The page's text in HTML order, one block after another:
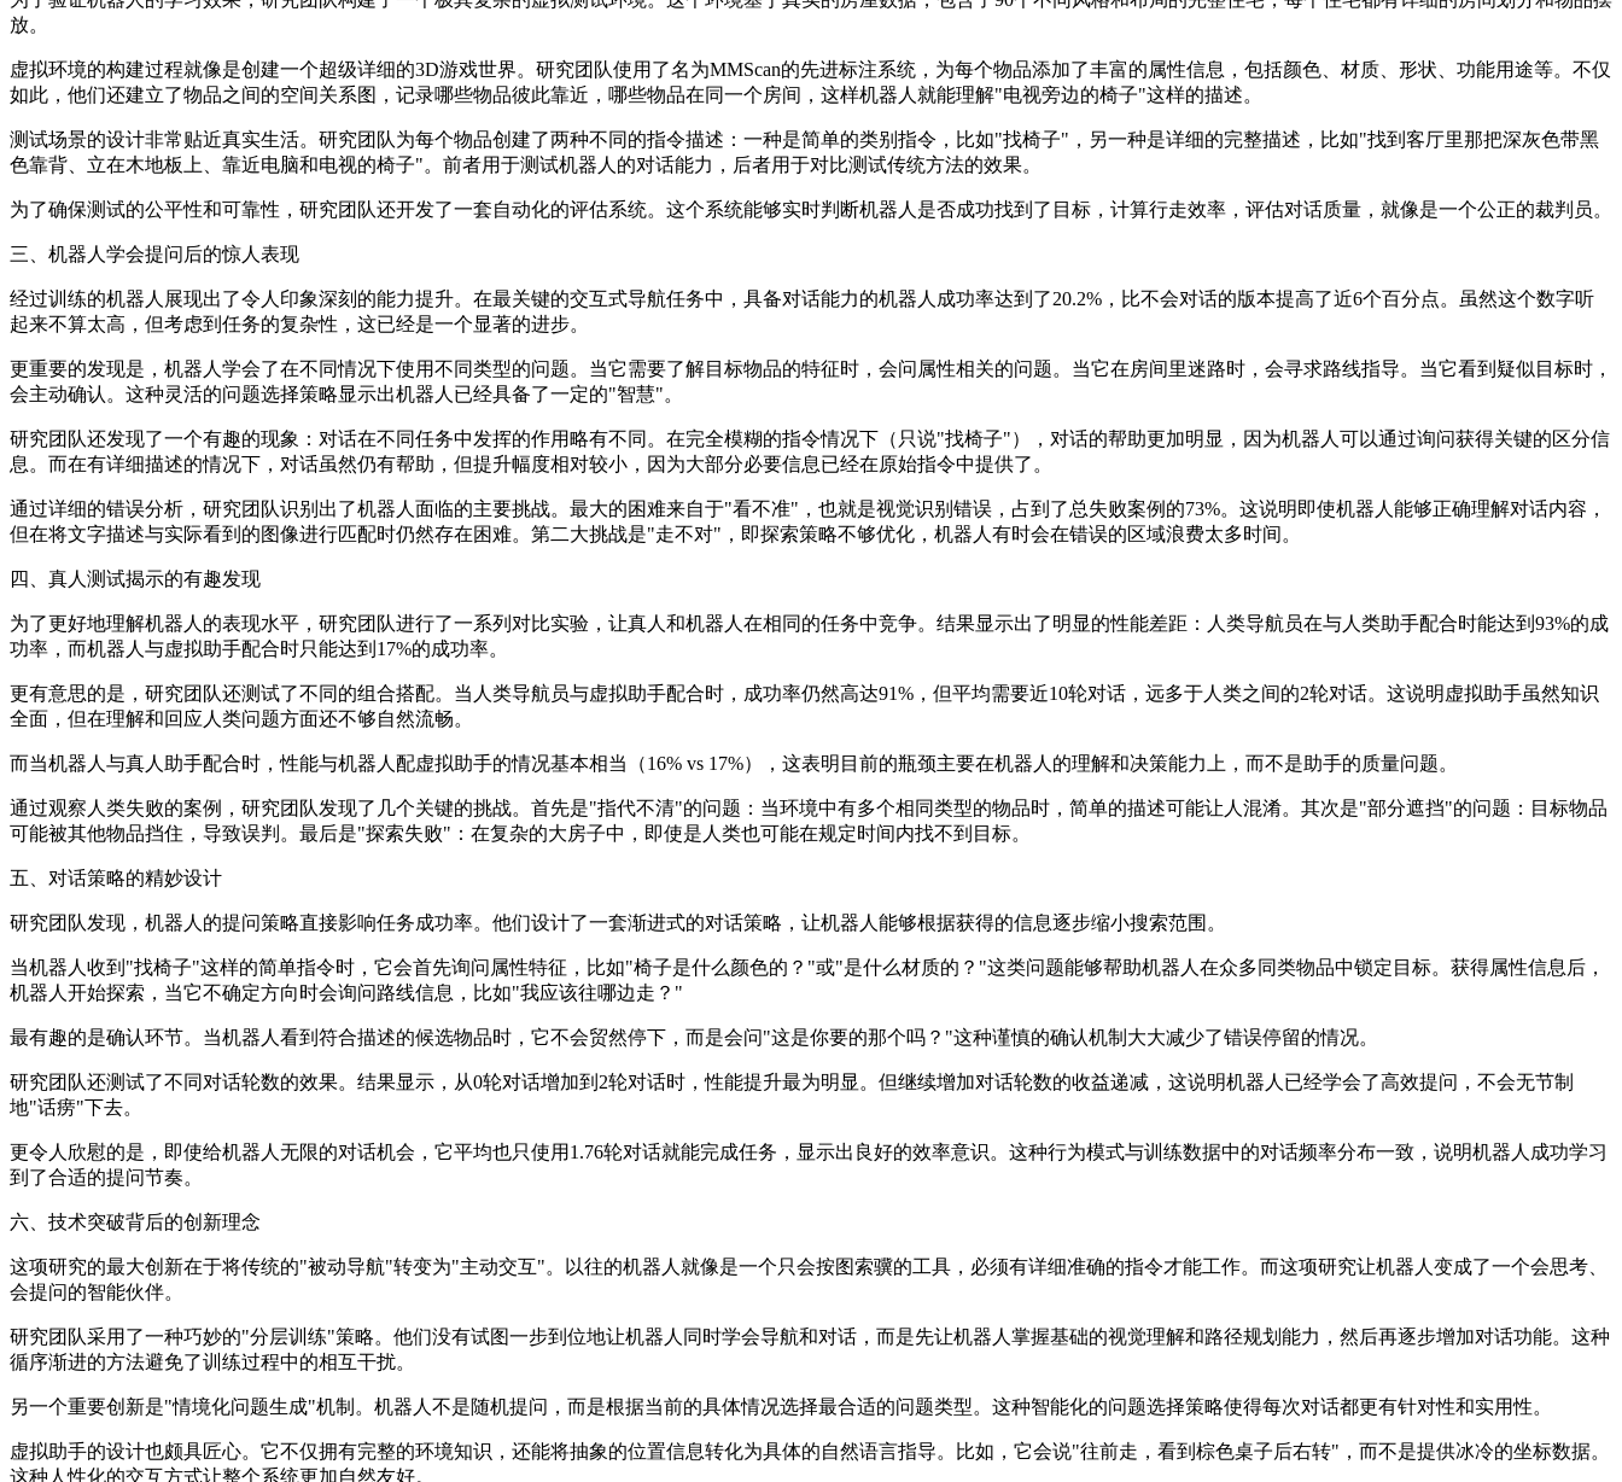
放。
虚拟环境的构建过程就像是创建一个超级详细的3D游戏世界。研究团队使用了名为MMScan的先进标注系统，为每个物品添加了丰富的属性信息，包括颜色、材质、形状、功能用途等。不仅
如此，他们还建立了物品之间的空间关系图，记录哪些物品彼此靠近，哪些物品在同一个房间，这样机器人就能理解"电视旁边的椅子"这样的描述。
测试场景的设计非常贴近真实生活。研究团队为每个物品创建了两种不同的指令描述：一种是简单的类别指令，比如"找椅子"，另一种是详细的完整描述，比如"找到客厅里那把深灰色带黑
色靠背、立在木地板上、靠近电脑和电视的椅子"。前者用于测试机器人的对话能力，后者用于对比测试传统方法的效果。
为了确保测试的公平性和可靠性，研究团队还开发了一套自动化的评估系统。这个系统能够实时判断机器人是否成功找到了目标，计算行走效率，评估对话质量，就像是一个公正的裁判员。
三、机器人学会提问后的惊人表现
经过训练的机器人展现出了令人印象深刻的能力提升。在最关键的交互式导航任务中，具备对话能力的机器人成功率达到了20.2%，比不会对话的版本提高了近6个百分点。虽然这个数字听
起来不算太高，但考虑到任务的复杂性，这已经是一个显著的进步。
更重要的发现是，机器人学会了在不同情况下使用不同类型的问题。当它需要了解目标物品的特征时，会问属性相关的问题。当它在房间里迷路时，会寻求路线指导。当它看到疑似目标时，
会主动确认。这种灵活的问题选择策略显示出机器人已经具备了一定的"智慧"。
研究团队还发现了一个有趣的现象：对话在不同任务中发挥的作用略有不同。在完全模糊的指令情况下（只说"找椅子"），对话的帮助更加明显，因为机器人可以通过询问获得关键的区分信
息。而在有详细描述的情况下，对话虽然仍有帮助，但提升幅度相对较小，因为大部分必要信息已经在原始指令中提供了。
通过详细的错误分析，研究团队识别出了机器人面临的主要挑战。最大的困难来自于"看不准"，也就是视觉识别错误，占到了总失败案例的73%。这说明即使机器人能够正确理解对话内容，
但在将文字描述与实际看到的图像进行匹配时仍然存在困难。第二大挑战是"走不对"，即探索策略不够优化，机器人有时会在错误的区域浪费太多时间。
四、真人测试揭示的有趣发现
为了更好地理解机器人的表现水平，研究团队进行了一系列对比实验，让真人和机器人在相同的任务中竞争。结果显示出了明显的性能差距：人类导航员在与人类助手配合时能达到93%的成
功率，而机器人与虚拟助手配合时只能达到17%的成功率。
更有意思的是，研究团队还测试了不同的组合搭配。当人类导航员与虚拟助手配合时，成功率仍然高达91%，但平均需要近10轮对话，远多于人类之间的2轮对话。这说明虚拟助手虽然知识
全面，但在理解和回应人类问题方面还不够自然流畅。
而当机器人与真人助手配合时，性能与机器人配虚拟助手的情况基本相当（16% vs 17%），这表明目前的瓶颈主要在机器人的理解和决策能力上，而不是助手的质量问题。
通过观察人类失败的案例，研究团队发现了几个关键的挑战。首先是"指代不清"的问题：当环境中有多个相同类型的物品时，简单的描述可能让人混淆。其次是"部分遮挡"的问题：目标物品
可能被其他物品挡住，导致误判。最后是"探索失败"：在复杂的大房子中，即使是人类也可能在规定时间内找不到目标。
五、对话策略的精妙设计
研究团队发现，机器人的提问策略直接影响任务成功率。他们设计了一套渐进式的对话策略，让机器人能够根据获得的信息逐步缩小搜索范围。
当机器人收到"找椅子"这样的简单指令时，它会首先询问属性特征，比如"椅子是什么颜色的？"或"是什么材质的？"这类问题能够帮助机器人在众多同类物品中锁定目标。获得属性信息后，
机器人开始探索，当它不确定方向时会询问路线信息，比如"我应该往哪边走？"
最有趣的是确认环节。当机器人看到符合描述的候选物品时，它不会贸然停下，而是会问"这是你要的那个吗？"这种谨慎的确认机制大大减少了错误停留的情况。
研究团队还测试了不同对话轮数的效果。结果显示，从0轮对话增加到2轮对话时，性能提升最为明显。但继续增加对话轮数的收益递减，这说明机器人已经学会了高效提问，不会无节制
地"话痨"下去。
更令人欣慰的是，即使给机器人无限的对话机会，它平均也只使用1.76轮对话就能完成任务，显示出良好的效率意识。这种行为模式与训练数据中的对话频率分布一致，说明机器人成功学习
到了合适的提问节奏。
六、技术突破背后的创新理念
这项研究的最大创新在于将传统的"被动导航"转变为"主动交互"。以往的机器人就像是一个只会按图索骥的工具，必须有详细准确的指令才能工作。而这项研究让机器人变成了一个会思考、
会提问的智能伙伴。
研究团队采用了一种巧妙的"分层训练"策略。他们没有试图一步到位地让机器人同时学会导航和对话，而是先让机器人掌握基础的视觉理解和路径规划能力，然后再逐步增加对话功能。这种
循序渐进的方法避免了训练过程中的相互干扰。
另一个重要创新是"情境化问题生成"机制。机器人不是随机提问，而是根据当前的具体情况选择最合适的问题类型。这种智能化的问题选择策略使得每次对话都更有针对性和实用性。
虚拟助手的设计也颇具匠心。它不仅拥有完整的环境知识，还能将抽象的位置信息转化为具体的自然语言指导。比如，它会说"往前走，看到棕色桌子后右转"，而不是提供冰冷的坐标数据。
这种人性化的交互方式让整个系统更加自然友好。